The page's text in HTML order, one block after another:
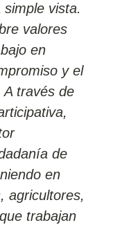
vista.
valores
en
y el
través de
de
en
agricultores,
trabajan